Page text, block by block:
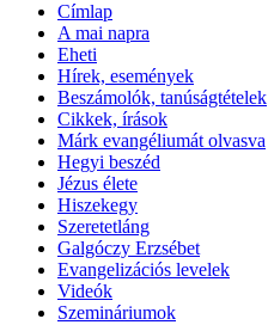
Címlap
A mai napra
Eheti
Hírek, események
Beszámolók, tanúságtételek
Cikkek, írások
Márk evangéliumát olvasva
Hegyi beszéd
Jézus élete
Hiszekegy
Szeretetláng
Galgóczy Erzsébet
Evangelizációs levelek
Videók
Szemináriumok